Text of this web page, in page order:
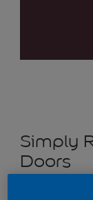
Simply
Doors